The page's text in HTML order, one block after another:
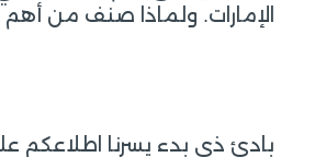
الإمارات. ولماذا صنف من
بادئ ذي بدء يسرنا اطلاعكم